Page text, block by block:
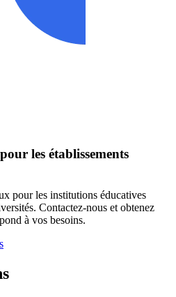
les établissements
pour les institutions éducatives
Contactez-nous et obtenez
à vos besoins.